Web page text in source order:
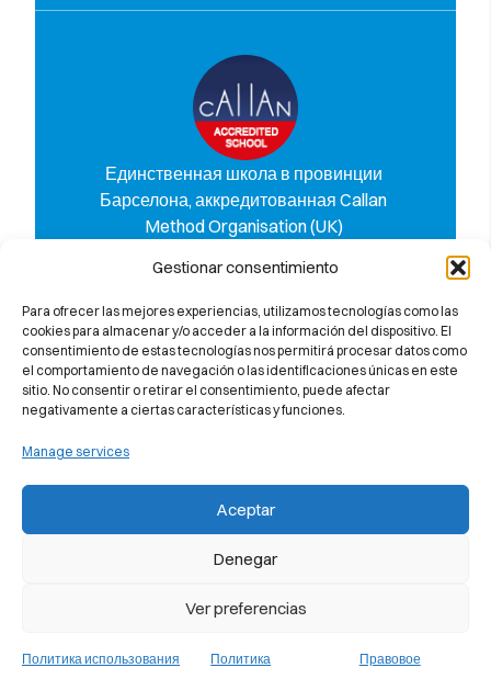
Gestionar consentimiento
Para ofrecer las mejores experiencias, utilizamos tecnologías como las
cookies para almacenar y/o acceder a la información del dispositivo. El
consentimiento de estas tecnologías nos permitirá procesar datos como
el comportamiento de navegación o las identificaciones únicas en este
sitio. No consentir o retirar el consentimiento, puede afectar
negativamente a ciertas características y funciones.
Manage services
Aceptar
Denegar
Ver preferencias
Политика использования
Политика
Правовое
Единственная школа в провинции
Барселона, аккредитованная Callan
Method Organisation (UK)
Член Испанской федерации центров
преподавания языков
Узнайте, почему мы на 100%
экзамена Cambridge University